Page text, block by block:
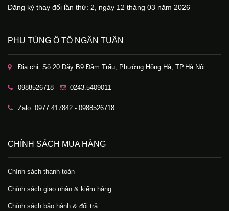
Đăng ký thay đổi lần thứ: 2, ngày 12 tháng 03 năm 2026
PHỤ TÙNG Ô TÔ NGÂN TUẤN
Địa chỉ: Số 20 Dãy B9 Đầm Trấu, Phường Hồng Hà, TP.Hà Nội
0988526718 - 0243.5409011
Zalo: 0977.417842 - 0988526718
CHÍNH SÁCH MUA HÀNG
Chính sách thanh toán
Chính sách giao nhận & kiểm hàng
Chính sách bảo hành & đổi trả